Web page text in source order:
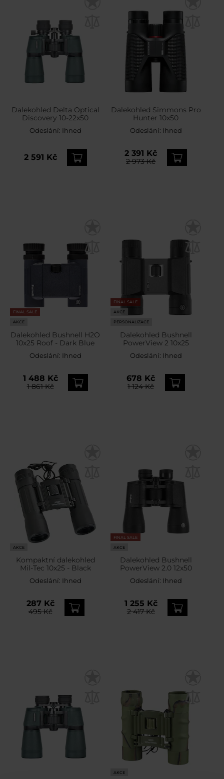
Dalekohled Delta Optical
Discovery 10-22x50
Odeslání: Ihned
2 591 Kč
Dalekohled Simmons Pro
Hunter 10x50
Odeslání: Ihned
2 391 Kč
2 973 Kč
FINAL SALE
AKCE
Dalekohled Bushnell H2O
10x25 Roof - Dark Blue
Odeslání: Ihned
1 488 Kč
1 861 Kč
FINAL SALE
AKCE
PERSONALIZACE
Dalekohled Bushnell
PowerView 2 10x25
Odeslání: Ihned
678 Kč
1 124 Kč
AKCE
Kompaktní dalekohled
Mil-Tec 10x25 - Black
Odeslání: Ihned
287 Kč
495 Kč
FINAL SALE
AKCE
Dalekohled Bushnell
PowerView 2.0 12x50
Odeslání: Ihned
1 255 Kč
2 417 Kč
AKCE